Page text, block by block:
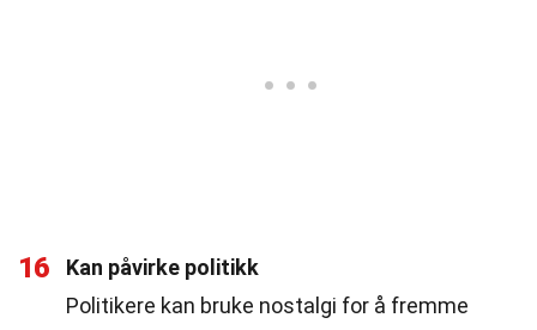
16
Kan påvirke politikk
Politikere kan bruke nostalgi for å fremme